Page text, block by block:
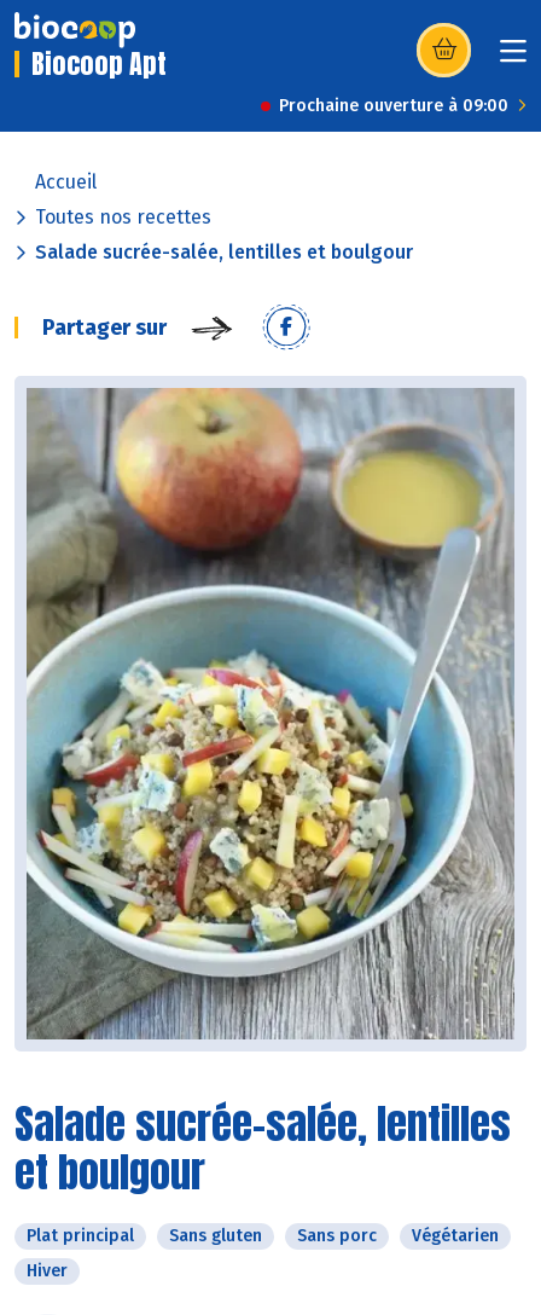
Biocoop Apt (s’ouvre dans
Prochaine ouverture à 09:00
Accueil
Toutes nos recettes
Salade sucrée-salée, lentilles et boulgour
Partager sur
Salade sucrée-salée, lentilles
et boulgour
Plat principal Sans gluten Sans porc
Végétarien
Hiver